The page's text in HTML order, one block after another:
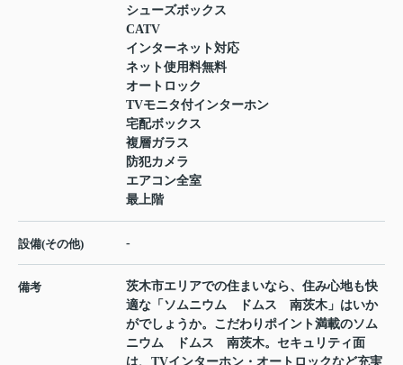
シューズボックス
CATV
インターネット対応
ネット使用料無料
オートロック
TVモニタ付インターホン
宅配ボックス
複層ガラス
防犯カメラ
エアコン全室
最上階
設備(その他) -
備考
茨木市エリアでの住まいなら、住み心地も快
適な「ソムニウム ドムス 南茨木」はいか
がでしょうか。こだわりポイント満載のソム
ニウム ドムス 南茨木。セキュリティ面
は、TVインターホン・オートロックなど充実